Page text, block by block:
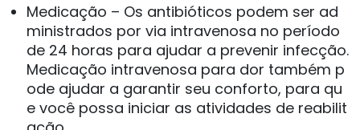
Medicação – Os antibióticos podem ser ad
ministrados por via intravenosa no período
de 24 horas para ajudar a prevenir infecção.
Medicação intravenosa para dor também p
ode ajudar a garantir seu conforto, para qu
e você possa iniciar as atividades de reabilit